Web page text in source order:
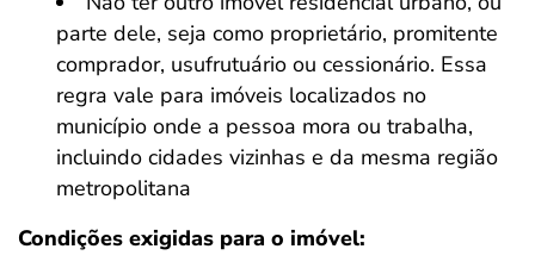
parte dele, seja como proprietário, promitente
comprador, usufrutuário ou cessionário. Essa
regra vale para imóveis localizados no
município onde a pessoa mora ou trabalha,
incluindo cidades vizinhas e da mesma região
metropolitana
Condições exigidas para o imóvel: